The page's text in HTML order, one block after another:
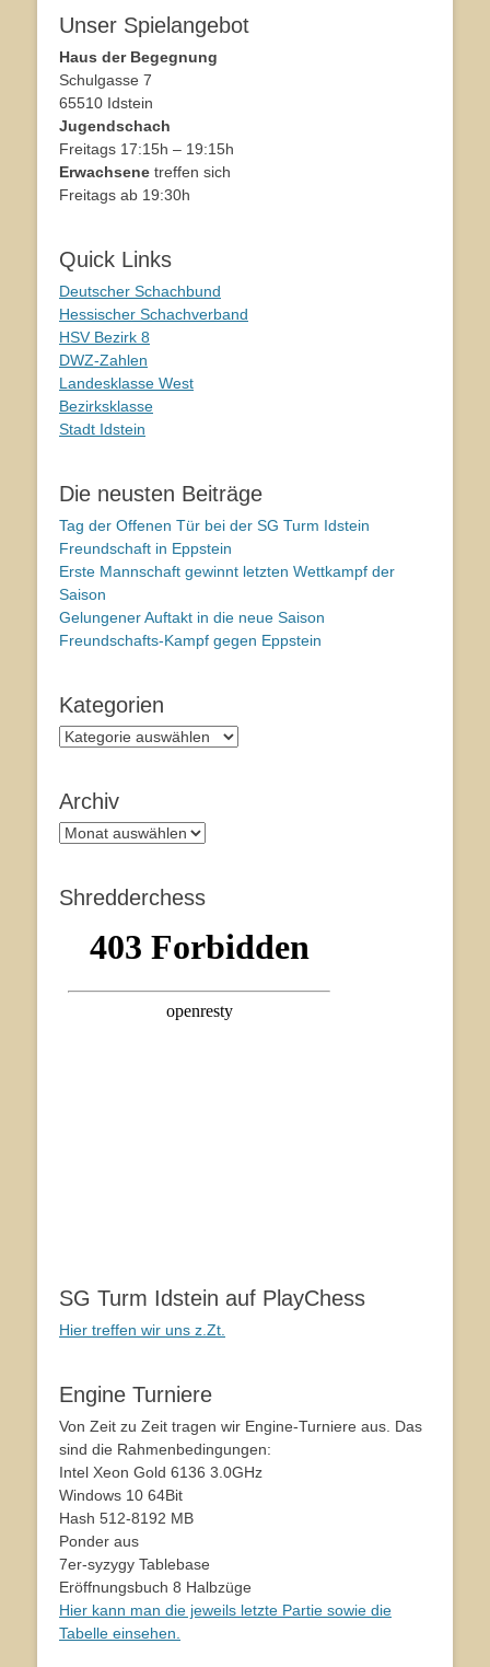
Unser Spielangebot
Haus der Begegnung
Schulgasse 7
65510 Idstein
Jugendschach
Freitags 17:15h – 19:15h
Erwachsene treffen sich
Freitags ab 19:30h
Quick Links
Deutscher Schachbund
Hessischer Schachverband
HSV Bezirk 8
DWZ-Zahlen
Landesklasse West
Bezirksklasse
Stadt Idstein
Die neusten Beiträge
Tag der Offenen Tür bei der SG Turm Idstein
Freundschaft in Eppstein
Erste Mannschaft gewinnt letzten Wettkampf der
Saison
Gelungener Auftakt in die neue Saison
Freundschafts-Kampf gegen Eppstein
Kategorien
Kategorien
Archiv
Archiv
Shredderchess
SG Turm Idstein auf PlayChess
Hier treffen wir uns z.Zt.
Engine Turniere
Von Zeit zu Zeit tragen wir Engine-Turniere aus. Das
sind die Rahmenbedingungen:
Intel Xeon Gold 6136 3.0GHz
Windows 10 64Bit
Hash 512-8192 MB
Ponder aus
7er-syzygy Tablebase
Eröffnungsbuch 8 Halbzüge
Hier kann man die jeweils letzte Partie sowie die
Tabelle einsehen.